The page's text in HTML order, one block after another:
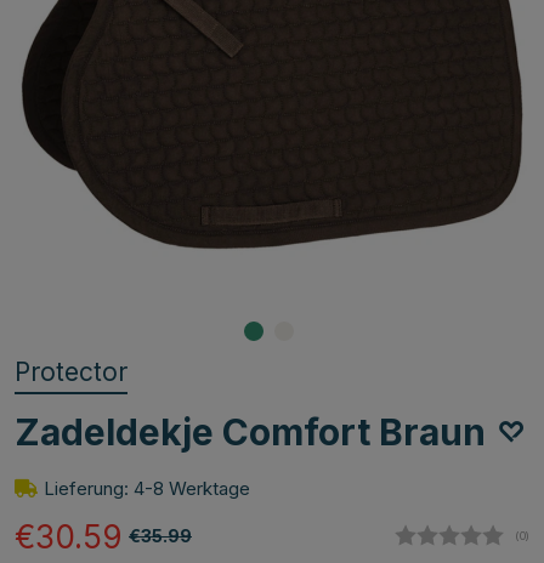
Protector
Zadeldekje Comfort Braun
Lieferung: 4-8 Werktage
€35.99
€30.59 (0)